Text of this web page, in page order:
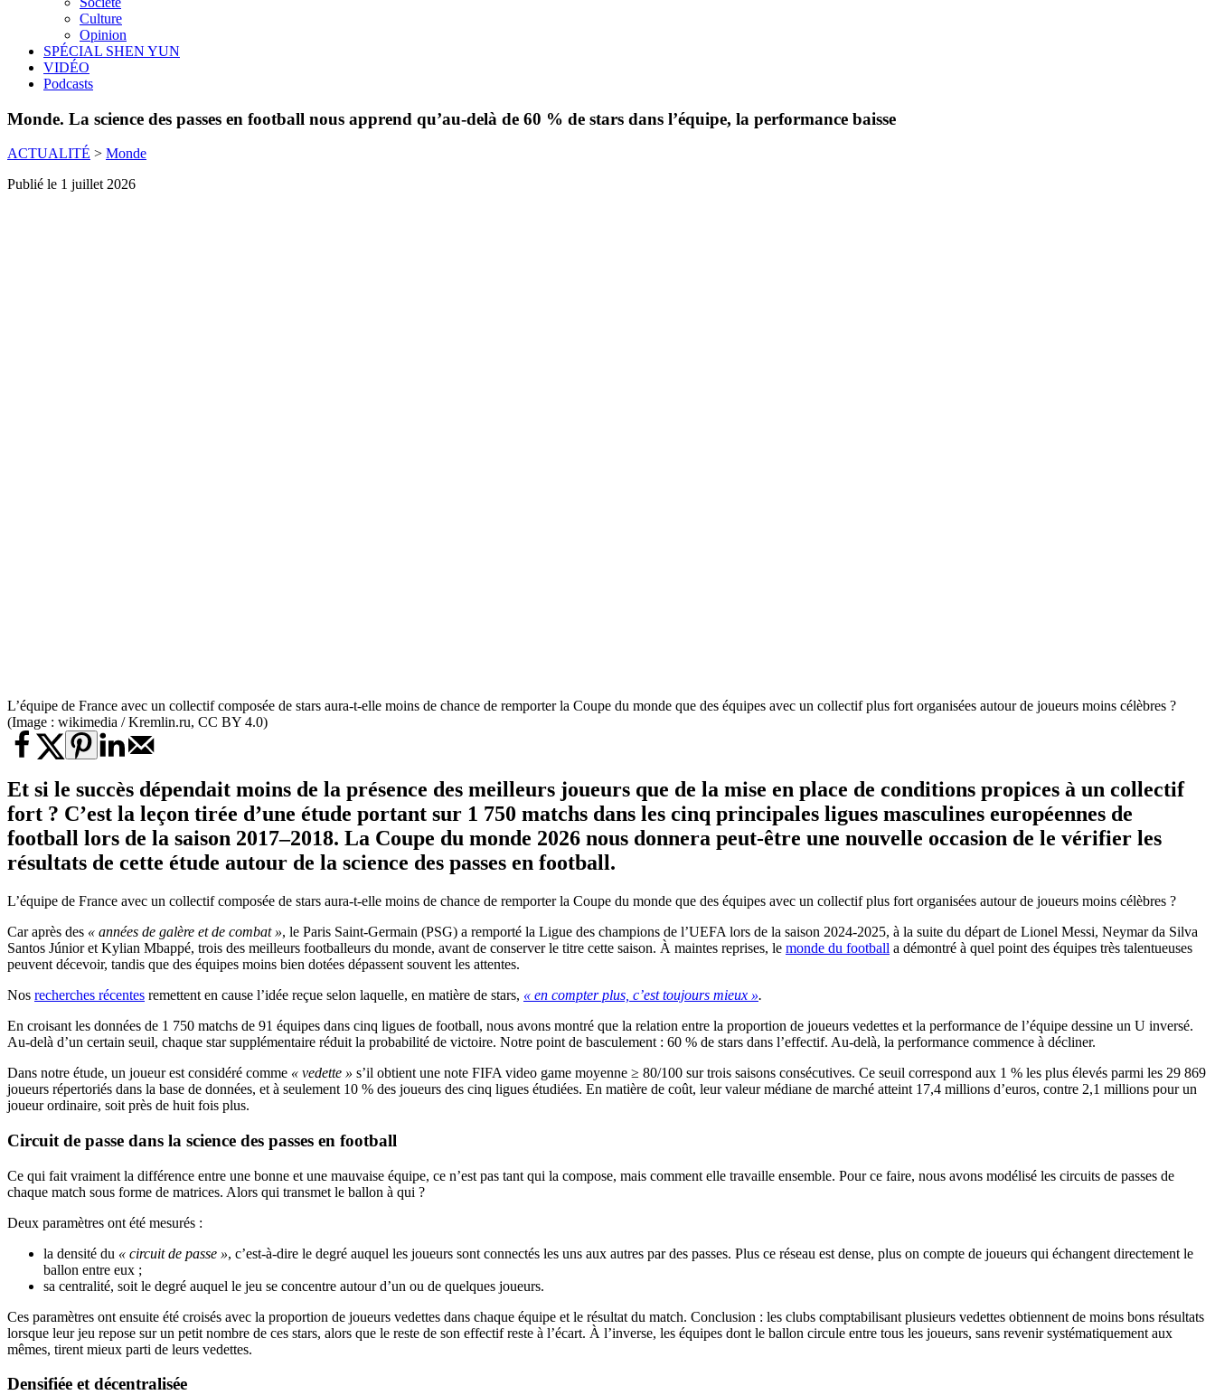
Culture
Opinion
SPÉCIAL SHEN YUN
VIDÉO
Podcasts
Monde. La science des passes en football nous apprend qu’au‑delà de 60 % de stars dans l’équipe, la performance baisse
ACTUALITÉ > Monde
Publié le 1 juillet 2026
L’équipe de France avec un collectif composée de stars aura-t-elle moins de chance de remporter la Coupe du monde que des équipes avec un collectif plus fort organisées autour de joueurs moins célèbres ?
(Image : wikimedia / Kremlin.ru, CC BY 4.0)
Et si le succès dépendait moins de la présence des meilleurs joueurs que de la mise en place de conditions propices à un collectif
fort ? C’est la leçon tirée d’une étude portant sur 1 750 matchs dans les cinq principales ligues masculines européennes de
football lors de la saison 2017–2018. La Coupe du monde 2026 nous donnera peut-être une nouvelle occasion de le vérifier les
résultats de cette étude autour de la science des passes en football.
L’équipe de France avec un collectif composée de stars aura-t-elle moins de chance de remporter la Coupe du monde que des équipes avec un collectif plus fort organisées autour de joueurs moins célèbres ?
Car après des « années de galère et de combat », le Paris Saint-Germain (PSG) a remporté la Ligue des champions de l’UEFA lors de la saison 2024-2025, à la suite du départ de Lionel Messi, Neymar da Silva
Santos Júnior et Kylian Mbappé, trois des meilleurs footballeurs du monde, avant de conserver le titre cette saison. À maintes reprises, le monde du football a démontré à quel point des équipes très talentueuses
peuvent décevoir, tandis que des équipes moins bien dotées dépassent souvent les attentes.
Nos recherches récentes remettent en cause l’idée reçue selon laquelle, en matière de stars, « en compter plus, c’est toujours mieux ».
En croisant les données de 1 750 matchs de 91 équipes dans cinq ligues de football, nous avons montré que la relation entre la proportion de joueurs vedettes et la performance de l’équipe dessine un U inversé.
Au-delà d’un certain seuil, chaque star supplémentaire réduit la probabilité de victoire. Notre point de basculement : 60 % de stars dans l’effectif. Au-delà, la performance commence à décliner.
Dans notre étude, un joueur est considéré comme « vedette » s’il obtient une note FIFA video game moyenne ≥ 80/100 sur trois saisons consécutives. Ce seuil correspond aux 1 % les plus élevés parmi les 29 869
joueurs répertoriés dans la base de données, et à seulement 10 % des joueurs des cinq ligues étudiées. En matière de coût, leur valeur médiane de marché atteint 17,4 millions d’euros, contre 2,1 millions pour un
joueur ordinaire, soit près de huit fois plus.
Circuit de passe dans la science des passes en football
Ce qui fait vraiment la différence entre une bonne et une mauvaise équipe, ce n’est pas tant qui la compose, mais comment elle travaille ensemble. Pour ce faire, nous avons modélisé les circuits de passes de
chaque match sous forme de matrices. Alors qui transmet le ballon à qui ?
Deux paramètres ont été mesurés :
la densité du « circuit de passe », c’est-à-dire le degré auquel les joueurs sont connectés les uns aux autres par des passes. Plus ce réseau est dense, plus on compte de joueurs qui échangent directement le
ballon entre eux ;
sa centralité, soit le degré auquel le jeu se concentre autour d’un ou de quelques joueurs.
Ces paramètres ont ensuite été croisés avec la proportion de joueurs vedettes dans chaque équipe et le résultat du match. Conclusion : les clubs comptabilisant plusieurs vedettes obtiennent de moins bons résultats
lorsque leur jeu repose sur un petit nombre de ces stars, alors que le reste de son effectif reste à l’écart. À l’inverse, les équipes dont le ballon circule entre tous les joueurs, sans revenir systématiquement aux
mêmes, tirent mieux parti de leurs vedettes.
Densifiée et décentralisée